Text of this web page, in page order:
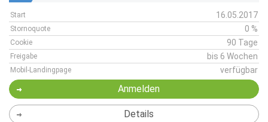
Start 16.05.2017
Stornoquote 0 %
Cookie 90 Tage
Freigabe bis 6 Wochen
Mobil-Landingpage verfügbar
Anmelden
Details